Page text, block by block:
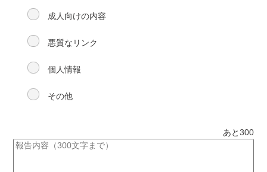
成人向けの内容
悪質なリンク
個人情報
その他
あと300